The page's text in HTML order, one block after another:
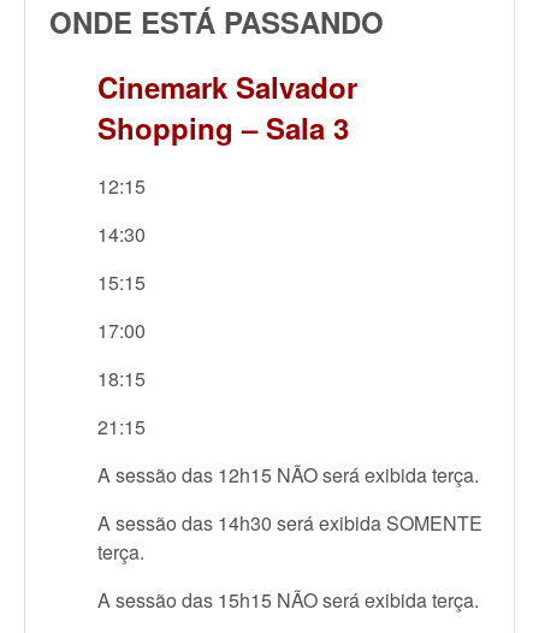
ONDE ESTÁ PASSANDO
Cinemark Salvador
Shopping – Sala 3
12:15
14:30
15:15
17:00
18:15
21:15
A sessão das 12h15 NÃO será exibida terça.
A sessão das 14h30 será exibida SOMENTE
terça.
A sessão das 15h15 NÃO será exibida terça.